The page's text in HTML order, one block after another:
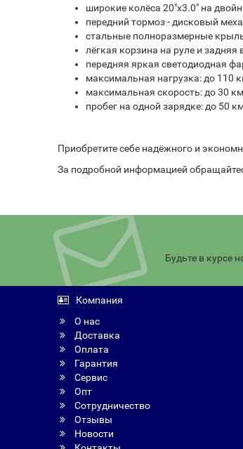
широкие колёса 20"х3.0" на
передний тормоз - дисковый
стальные полноразмерные
лёгкая корзина на руле и задняя
передняя яркая светодиодная
максимальная нагрузка: до 110
максимальная скорость: до 30
пробег на одной зарядке: до 50
Приобретите себе надёжного и
За подробной информацией
Будьте в курсе
Компания
О нас
Доставка
Оплата
Гарантия
Сервис
Опт
Сотрудничество
Отзывы
Новости